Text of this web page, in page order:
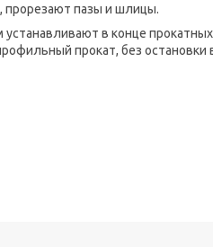
прорезают пазы и шлицы.
в конце
прокат, без остановки